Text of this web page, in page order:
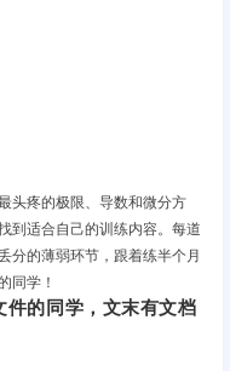
头疼的极限、导数和微分方
到适合自己的训练内容。每道
分的薄弱环节，跟着练半个月
同学！
件的同学，文末有文档